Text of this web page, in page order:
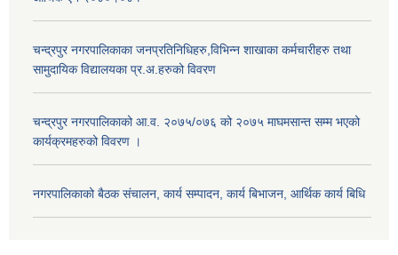
चन्द्रपुर नगरपालिकाका जनप्रतिनिधिहरु,विभिन्न शाखाका कर्मचारीहरु तथा
सामुदायिक विद्यालयका प्र.अ.हरुको विवरण
चन्द्रपुर नगरपालिकाको आ.व. २०७५/०७६ को २०७५ माघमसान्त सम्म भएको
कार्यक्रमहरुको विवरण ।
नगरपालिकाको बैठक संचालन, कार्य सम्पादन, कार्य बिभाजन, आर्थिक कार्य बिधि